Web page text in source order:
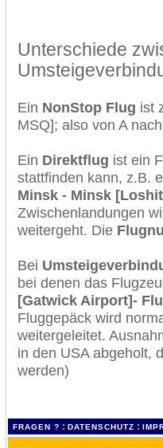
Unterschiede
Ein NonStop Flug ist
MSQ]; also von A
Ein Direktflug ist ein
stattfinden kann, z.B.
Minsk - Minsk
Zwischenlandungen
weitergeht. Die
Bei
bei denen das
[Gatwick Airport]-
Fluggepäck wird
weitergeleitet.
in den USA abgeholt,
werden)
FRAGEN ? : DATENSCHUTZ :